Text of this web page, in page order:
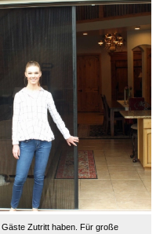
Zutritt haben. Für große